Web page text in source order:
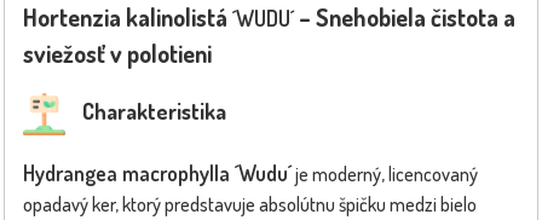
Hortenzia kalinolistá ´WUDU´– Snehobiela čistota a
sviežosť v polotieni
Charakteristika
Hydrangea macrophylla ´Wudu´je moderný, licencovaný
opadavý ker, ktorý predstavuje absolútnu špičku medzi bielo